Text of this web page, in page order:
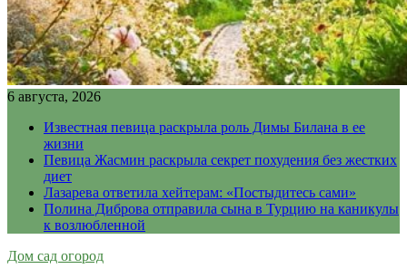
6 августа, 2026
Известная певица раскрыла роль Димы Билана в ее
жизни
Певица Жасмин раскрыла секрет похудения без жестких
диет
Лазарева ответила хейтерам: «Постыдитесь сами»
Полина Диброва отправила сына в Турцию на каникулы
к возлюбленной
Дом сад огород